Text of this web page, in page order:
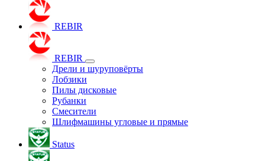
REBIR
REBIR
Дрели и шуруповёрты
Лобзики
Пилы дисковые
Рубанки
Смесители
Шлифмашины угловые и прямые
Status